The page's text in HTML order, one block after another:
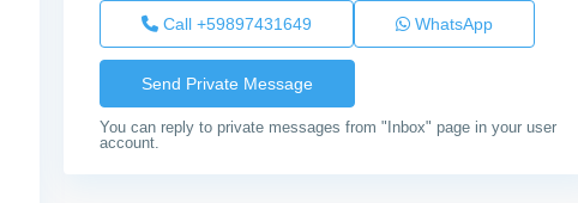
Call +59897431649 WhatsApp
You can reply to private messages from "Inbox" page in your user
account.